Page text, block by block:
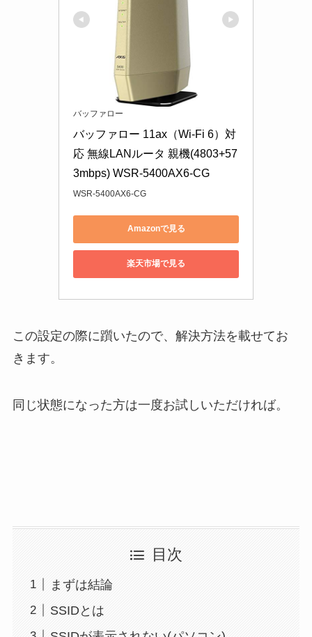
バッファロー
バッファロー 11ax（Wi-Fi 6）対
応 無線LANルータ 親機(4803+57
3mbps) WSR-5400AX6-CG
WSR-5400AX6-CG
Amazonで見る
楽天市場で見る
この設定の際に躓いたので、解決方法を載せてお
きます。
同じ状態になった方は一度お試しいただければ。
目次
まずは結論
SSIDとは